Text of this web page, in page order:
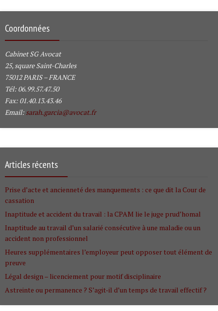
Coordonnées
Cabinet SG Avocat
25, square Saint-Charles
75012 PARIS – FRANCE
Tél: 06.99.57.47.50
Fax: 01.40.13.43.46
Email: sarah.garcia@avocat.fr
Articles récents
Prise d’acte et ancienneté des manquements : ce que dit la Cour de
cassation
Inaptitude et accident du travail : la CPAM lie le juge prud’homal
Inaptitude au travail d’un salarié consécutive à une maladie ou un
accident non professionnel
Heures supplémentaires l’employeur peut opposer tout élément de
preuve
Légal design – licenciement pour motif disciplinaire
Astreinte ou permanence ? S’agit-il d’un temps de travail effectif ?